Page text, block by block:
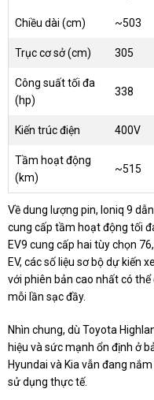
Chiều dài (cm) ~503
Trục cơ sở (cm) 305
Công suất tối đa
(hp)
338
Kiến trúc điện 400V
Tầm hoạt động
(km)
~515
Về dung lượng pin, Ioniq 9
cung cấp tầm hoạt động tối
EV9 cung cấp hai tùy chọn
EV, các số liệu sơ bộ dự kiến
với phiên bản cao nhất có
mỗi lần sạc đầy.
Nhìn chung, dù Toyota
hiệu và sức mạnh ổn định ở
Hyundai và Kia vẫn đang
sử dụng thực tế.